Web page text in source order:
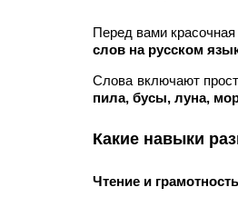
Перед вами
слов на русском
Слова включают
пила, бусы, луна,
Какие навыки
Чтение и